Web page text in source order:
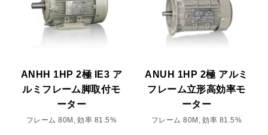
ANHH 1HP 2極 IE3 ア
ルミフレーム脚取付モ
ーター
フレーム 80M, 効率 81.5%
ANUH 1HP 2極 アルミ
フレーム立形高効率モ
ーター
フレーム 80M, 効率 81.5%